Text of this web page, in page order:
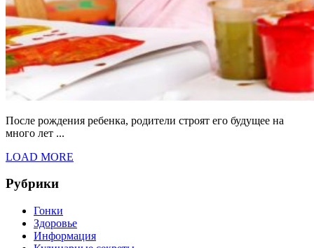
После рождения ребенка, родители строят его будущее на
много лет ...
LOAD MORE
Рубрики
Гонки
Здоровье
Информация